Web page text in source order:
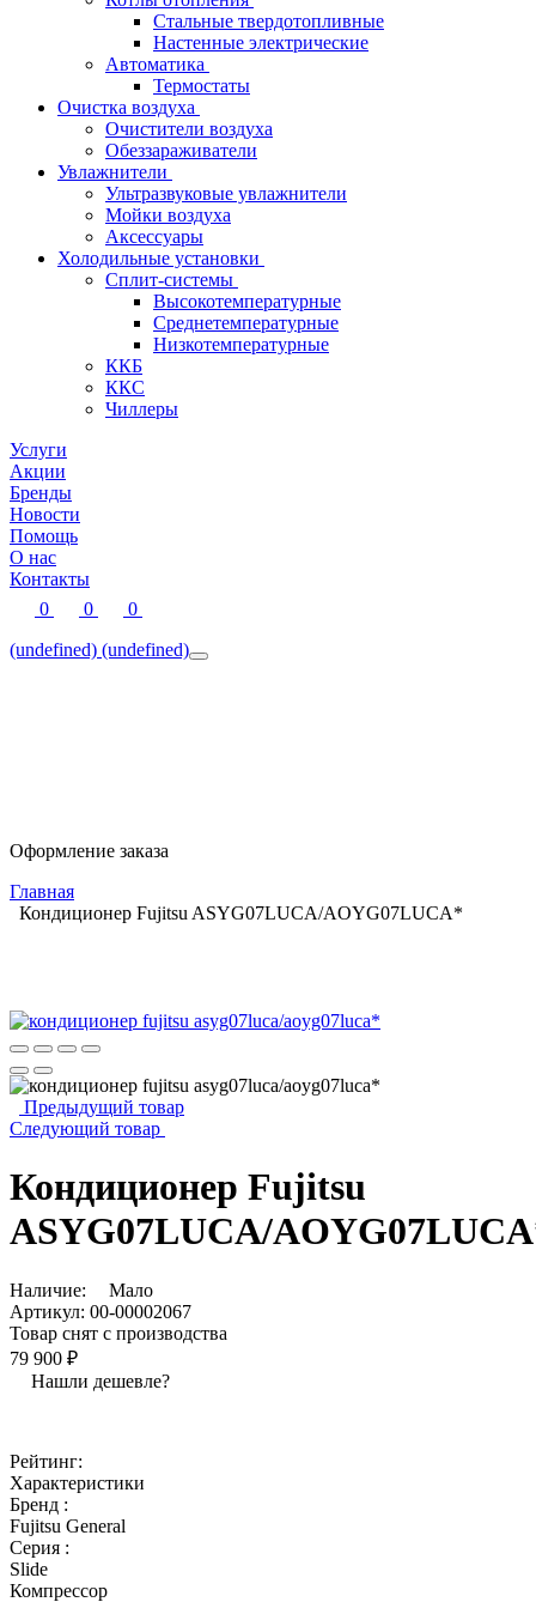
Стальные твердотопливные
Настенные электрические
Автоматика
Термостаты
Очистка воздуха
Очистители воздуха
Обеззараживатели
Увлажнители
Ультразвуковые увлажнители
Мойки воздуха
Аксессуары
Холодильные установки
Сплит-системы
Высокотемпературные
Среднетемпературные
Низкотемпературные
ККБ
ККС
Чиллеры
Услуги
Акции
Бренды
Новости
Помощь
О нас
Контакты
0
0
0
(undefined) (undefined)
Оформление заказа
Главная
Кондиционер Fujitsu ASYG07LUCA/AOYG07LUCA*
Предыдущий товар
Следующий товар
Кондиционер Fujitsu
ASYG07LUCA/
Наличие:
Мало
Артикул: 00-00002067
Товар снят с производства
79 900 ₽
Нашли дешевле?
Рейтинг:
Характеристики
Бренд :
Fujitsu General
Серия :
Slide
Компрессор